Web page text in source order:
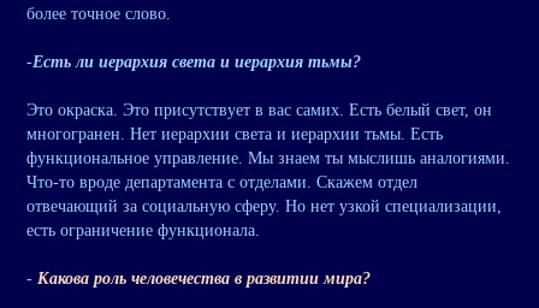
более точное слово.
-Есть ли иерархия света и иерархия тьмы?
Это окраска. Это присутствует в вас самих. Есть белый свет, он
многогранен. Нет иерархии света и иерархии тьмы. Есть
функциональное управление. Мы знаем ты мыслишь аналогиями.
Что-то вроде департамента с отделами. Скажем отдел
отвечающий за социальную сферу. Но нет узкой специализации,
есть ограничение функционала.
- Какова роль человечества в развитии мира?